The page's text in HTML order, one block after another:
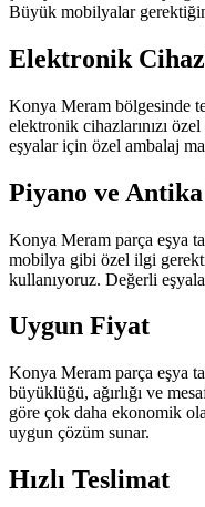
Büyük mobilyalar
Elektronik Cihaz
Konya Meram bölgesinde
elektronik cihazlarınızı
eşyalar için özel ambalaj
Piyano ve Antika
Konya Meram parça eşya
mobilya gibi özel ilgi
kullanıyoruz. Değerli
Uygun Fiyat
Konya Meram parça eşya
büyüklüğü, ağırlığı ve
göre çok daha ekonomik
uygun çözüm sunar.
Hızlı Teslimat